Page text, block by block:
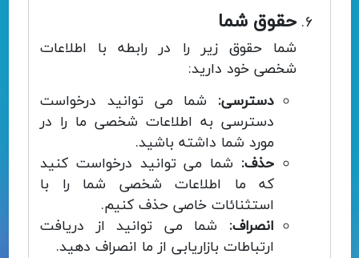
حقوق شما
شما حقوق زیر را در رابطه با اطلاعات
شخصی خود دارید:
دسترسی: شما می توانید درخواست
دسترسی به اطلاعات شخصی ما را در
مورد شما داشته باشید.
حذف: شما می توانید درخواست کنید
که ما اطلاعات شخصی شما را با
استثنائات خاصی حذف کنیم.
انصراف: شما می توانید از دریافت
ارتباطات بازاریابی از ما انصراف دهید.